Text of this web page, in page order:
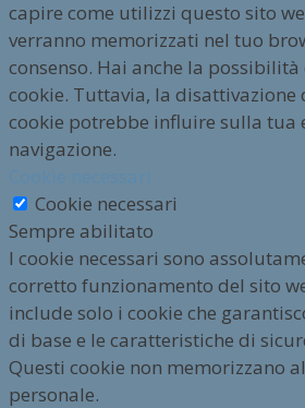
capire come utilizzi questo sito
verranno memorizzati nel tuo
consenso. Hai anche la
cookie. Tuttavia, la
cookie potrebbe influire sulla tua
navigazione.
Cookie necessari
Sempre abilitato
I cookie necessari sono
corretto funzionamento del sito
include solo i cookie che
di base e le caratteristiche di
Questi cookie non memorizzano
personale.